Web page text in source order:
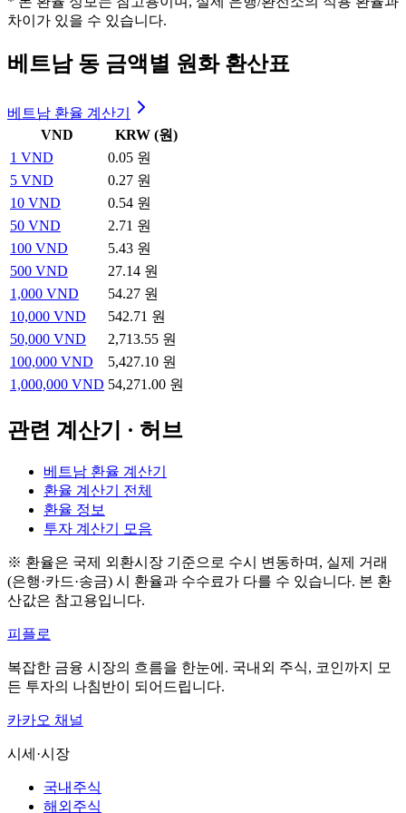
차이가 있을 수 있습니다.
베트남 동 금액별 원화 환산표
베트남 환율 계산기
VND
KRW (원)
1 VND
0.05 원
5 VND
0.27 원
10 VND
0.54 원
50 VND
2.71 원
100 VND
5.43 원
500 VND
27.14 원
1,000 VND
54.27 원
10,000 VND
542.71 원
50,000 VND
2,713.55 원
100,000 VND
5,427.10 원
1,000,000 VND 54,271.00 원
관련 계산기 · 허브
베트남 환율 계산기
환율 계산기 전체
환율 정보
투자 계산기 모음
※ 환율은 국제 외환시장 기준으로 수시 변동하며, 실제 거래
(은행·카드·송금) 시 환율과 수수료가 다를 수 있습니다. 본 환
산값은 참고용입니다.
피플로
복잡한 금융 시장의 흐름을 한눈에. 국내외 주식, 코인까지 모
든 투자의 나침반이 되어드립니다.
카카오 채널
시세·시장
국내주식
해외주식